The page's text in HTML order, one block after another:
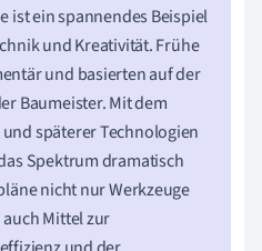
ist ein spannendes Beispiel
und Kreativität. Frühe
und basierten auf der
Baumeister. Mit dem
späterer Technologien
Spektrum dramatisch
nicht nur Werkzeuge
Mittel zur